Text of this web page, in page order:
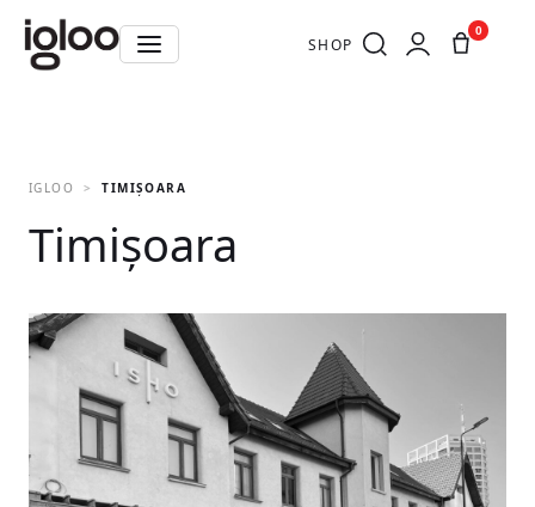
SHOP
0
IGLOO TIMIȘOARA
Timișoara